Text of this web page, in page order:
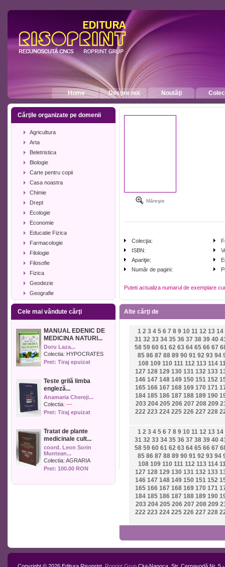
Home Despre noi Noutăţi
Cărţile organizate pe domenii
Agricultura
Arta
Beletristica
Biologie
Carte pentru copii
Casa noastra
Chimie
Drept
Ecologie
Economie
Educatie Fizica
Farmacologie
Filologie
Filosofie
Fizica
Geodezie
Geografie
Geologie
Industrie alimentara
Istorie
Istorie literara
Lexicologie
Management
Matematica
Media
Medicina umana
Medicina veterinara
Muzica
Pedagogie
Politica
Psihologie
Sport
Cele mai vândute cărţi
MANUAL EDENIC DE
MEDICINA NATURI...
Doru Laza...
Colectia: HYPOCRATES
Pret: Tiraj epuizat
Teste grilă limba
engleză...
Anamaria Chereji...
Colectia: ---
Pret: Tiraj epuizat
Tratat de plante
medicinale cult...
coord. Leon Sorin
Muntean...
Colectia: AGRARIA
Pret: 100.00 RON
Măreşte
Colecţia:
ISBN:
Apariţie:
Număr de pagini:
Puteti actualiza numarul de exemplare
Alte cărţi de
1 2 3 4 5 6 7 8 9 10 11 12 13 14
31 32 33 34 35 36 37 38 39 40
58 59 60 61 62 63 64 65 66 67
85 86 87 88 89 90 91 92 93 94
108 109 110 111 112 113 114
127 128 129 130 131 132 133
146 147 148 149 150 151 152
165 166 167 168 169 170 171
184 185 186 187 188 189 190
203 204 205 206 207 208 209
222 223 224 225 226 227 228
1 2 3 4 5 6 7 8 9 10 11 12 13 14
31 32 33 34 35 36 37 38 39 40
58 59 60 61 62 63 64 65 66 67
85 86 87 88 89 90 91 92 93 94
108 109 110 111 112 113 114
127 128 129 130 131 132 133
146 147 148 149 150 151 152
165 166 167 168 169 170 171
184 185 186 187 188 189 190
203 204 205 206 207 208 209
222 223 224 225 226 227 228
Copyright © 2026 Editura Risoprint, Roprint Grup Cluj-Napoca, Str. Cernavodă Nr. 5